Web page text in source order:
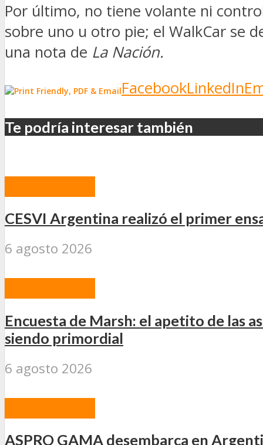
Por último, no tiene volante ni
sobre uno u otro pie; el WalkCar se
una nota de La Nación.
FacebookLinkedIn
Te podría interesar también
CESVI Argentina realizó el primer
6 agosto 2026
Encuesta de Marsh: el apetito de las
siendo primordial
6 agosto 2026
ASPRO GAMA desembarca en